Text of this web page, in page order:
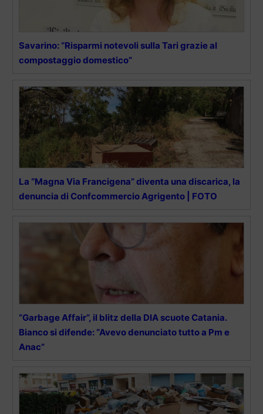
Savarino: “Risparmi notevoli sulla Tari grazie al
compostaggio domestico”
La “Magna Via Francigena” diventa una discarica, la
denuncia di Confcommercio Agrigento | FOTO
“Garbage Affair”, il blitz della DIA scuote Catania.
Bianco si difende: “Avevo denunciato tutto a Pm e
Anac”